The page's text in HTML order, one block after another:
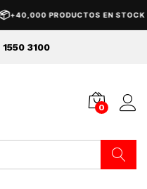
PRODUCTOS EN STOCK
1550 3100
0